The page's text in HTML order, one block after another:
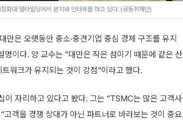
화대 델타빌딩에서 본지와 인터뷰를 하고 있다. (공동취재단)
은 오랫동안 중소·중견기업 중심 경제 구조를 유지
이다. 양 교수는 “대만은 작은 섬이기 때문에 같은 산
워크가 유지되는 것이 강점”이라고 했다.
자리하고 있다고 봤다. 그는 “TSMC는 많은 고객사
객을 경쟁 상대가 아닌 파트너로 바라보는 것이 중요